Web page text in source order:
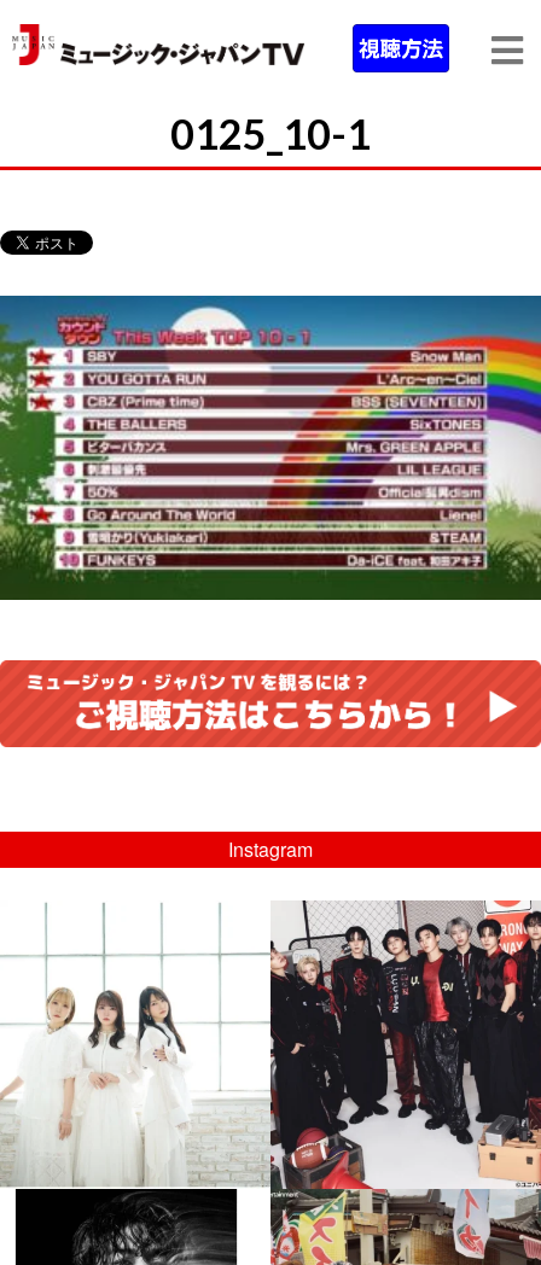
0125_10-1
Instagram
💡8/5(水)特番放送！
...
8月 4
4 0
musicjapantv
💡08/05(水)23:00特番放送！
...
8月 4
4 0
musicjapantv
💡8月特番放送決定！
...
musicjapantv
💡8月特番放送決定！
...